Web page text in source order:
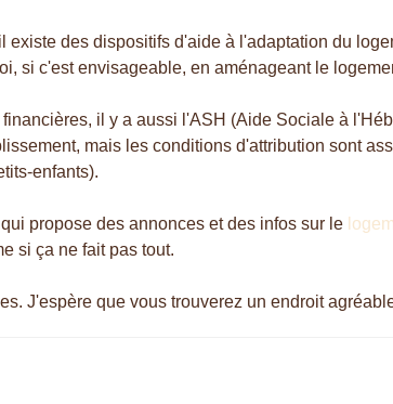
existe des dispositifs d'aide à l'adaptation du
si c'est envisageable, en aménageant le
il y a aussi l'ASH (Aide Sociale à
mais les conditions d'attribution sont
enfants).
propose des annonces et des infos sur le
si ça ne fait pas tout.
J'espère que vous trouverez un endroit